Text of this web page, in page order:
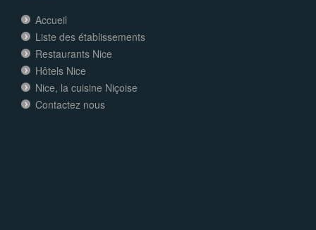
Accueil
Liste des établissements
Restaurants Nice
Hôtels Nice
Nice, la cuisine Niçoise
Contactez nous